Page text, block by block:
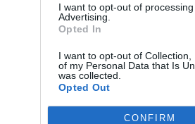
I want to opt-out of
Advertising.
Opted In
I want to opt-out of
of my Personal Data that Is
was collected.
Opted Out
CONFIRM
e Pasquetta
degli italiani: